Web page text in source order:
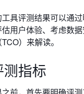
具评测结果可以通
用户体验、考虑数
）来解读。
指标